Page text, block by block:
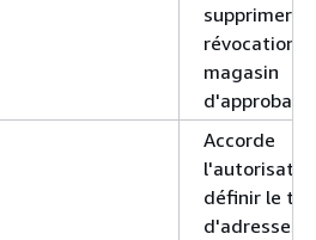
supprimer
révocations
magasin
Accorde
définir le
d'adresses